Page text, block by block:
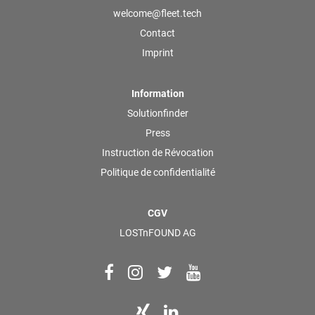
welcome@fleet.tech
Contact
Imprint
Information
Solutionfinder
Press
Instruction de Révocation
Politique de confidentialité
CGV
LOSTnFOUND AG